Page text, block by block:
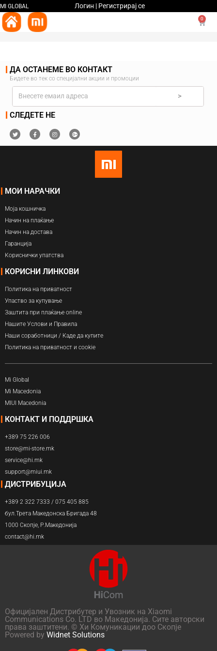
MI GLOBAL Логин | Регистрирај се
0
ДА ОСТАНЕМЕ ВО КОНТАКТ
Бидете во тек со специјални акции и промоции
>
СЛЕДЕТЕ НЕ
МОИ НАРАЧКИ
Моја кошничка
Начин на плаќање
Начин на достава
Гаранција
Кориснички упатства
КОРИСНИ ЛИНКОВИ
Политика на приватност
Упаство за купување
Заштита при плаќање online
Нашите Услови и Правила
Наши соработници / Каде да купите
Политика на приватност и cookie
Mi Global
Mi Macedonia
MIUI Macedonia
КОНТАКТ И ПОДДРШКА
+389 75 226 006
store@mi-store.mk
service@hi.mk
support@miui.mk
ДИСТРИБУЦИЈА
+389 2 322 7333 / 075 405 885
бул.Трета Македонска Бригада 48
1000 Скопје, Р.Македонија
contact@hi.mk
Официјален Дистрибутер и Увозник на Xiaomi
Communications Co. LTD во Македонија. Сите авторски
права заштитени. © Хи Комуникации доо Скопје
Powered by Widnet Solutions